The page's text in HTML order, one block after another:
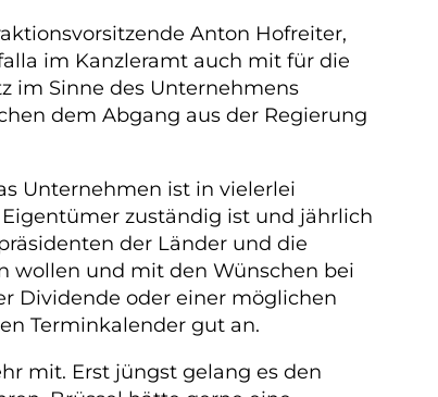
Anton Hofreiter,
im Kanzleramt auch mit für die
im Sinne des Unternehmens
dem Abgang aus der Regierung
Unternehmen ist in vielerlei
zuständig ist und jährlich
der Länder und die
wollen und mit den Wünschen bei
Dividende oder einer möglichen
Terminkalender gut an.
mit. Erst jüngst gelang es den